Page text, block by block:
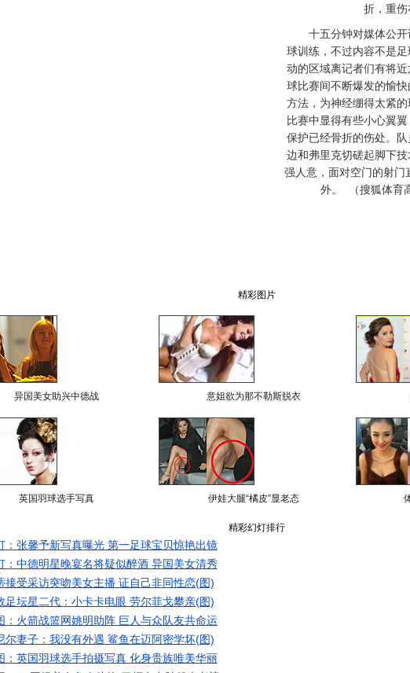
折，重伤
十五分钟对媒体公开
球训练，不过内容不是
动的区域离记者们有将
球比赛间不断爆发的愉
方法，为神经绷得太紧
比赛中显得有些小心翼
保护已经骨折的伤处。
边和弗里克切磋起脚下
强人意，面对空门的射门
外。 （搜狐体育
精彩图片
异国美女助兴中德战 意姐欲为那不勒斯脱衣
英国羽球选手写真 伊娃大腿“橘皮”显老态
精彩幻灯排行
：张馨予新写真曝光 第一足球宝贝惊艳出镜
：中德明星晚宴名将疑似醉酒 异国美女清秀
接受采访突吻美女主播 证自己非同性恋(图)
足坛星二代：小卡卡电眼 劳尔菲戈攀亲(图)
：火箭战篮网姚明助阵 巨人与众队友共命运
尔妻子：我没有外遇 鲨鱼在迈阿密学坏(图)
：英国羽球选手拍摄写真 化身贵族唯美华丽